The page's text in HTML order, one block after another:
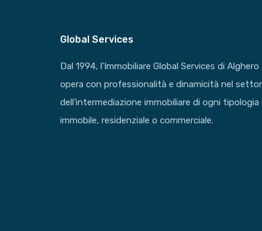
Global Services
Dal 1994, l’Immobiliare Global Services di Alghero
opera con professionalità e dinamicità nel
dell’intermediazione immobiliare di ogni tipologia
immobile, residenziale o commerciale.